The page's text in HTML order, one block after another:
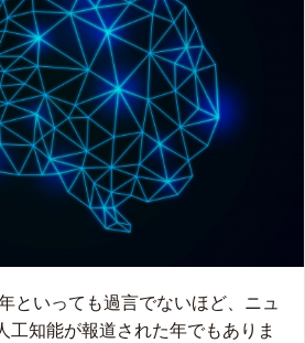
といっても過言でないほど、ニュ
工知能が報道された年でもありま